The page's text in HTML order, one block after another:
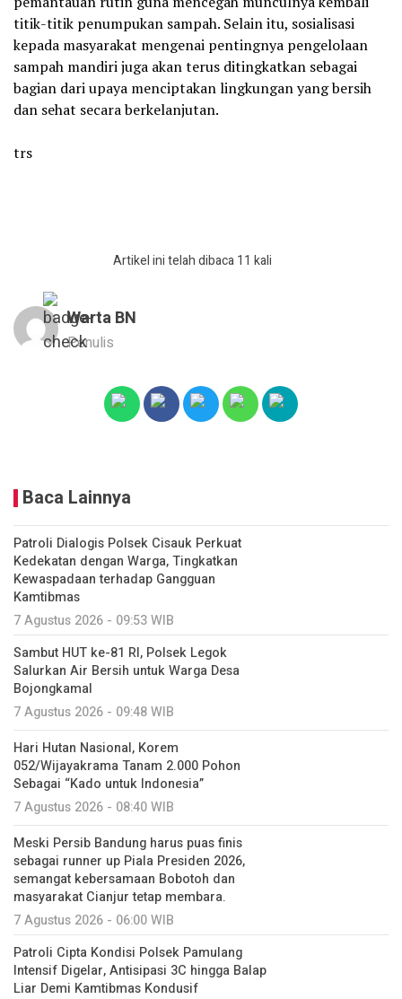
titik-titik penumpukan sampah. Selain itu, sosialisasi
kepada masyarakat mengenai pentingnya pengelolaan
sampah mandiri juga akan terus ditingkatkan sebagai
bagian dari upaya menciptakan lingkungan yang bersih
dan sehat secara berkelanjutan.
‎trs
Artikel ini telah dibaca 11 kali
Warta BN
Penulis
Baca Lainnya
Patroli Dialogis Polsek Cisauk Perkuat
Kedekatan dengan Warga, Tingkatkan
Kewaspadaan terhadap Gangguan
Kamtibmas
7 Agustus 2026 - 09:53 WIB
Sambut HUT ke-81 RI, Polsek Legok
Salurkan Air Bersih untuk Warga Desa
Bojongkamal
7 Agustus 2026 - 09:48 WIB
Hari Hutan Nasional, Korem
052/Wijayakrama Tanam 2.000 Pohon
Sebagai “Kado untuk Indonesia”
7 Agustus 2026 - 08:40 WIB
Meski Persib Bandung harus puas finis
sebagai runner up Piala Presiden 2026,
semangat kebersamaan Bobotoh dan
masyarakat Cianjur tetap membara.
7 Agustus 2026 - 06:00 WIB
Patroli Cipta Kondisi Polsek Pamulang
Intensif Digelar, Antisipasi 3C hingga Balap
Liar Demi Kamtibmas Kondusif